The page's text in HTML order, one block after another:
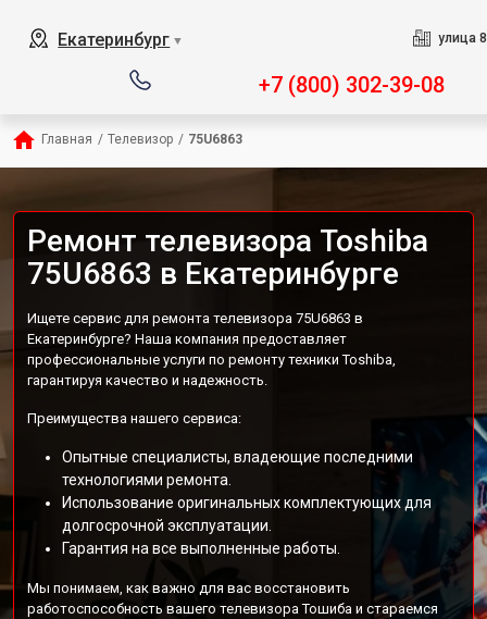
Екатеринбург ▼ улица
+7 (800) 302-39-08
Главная / Телевизор / 75U6863
Ремонт телевизора Toshiba
75U6863 в Екатеринбурге
Ищете сервис для ремонта телевизора 75U6863 в
Екатеринбурге? Наша компания предоставляет
профессиональные услуги по ремонту техники Toshiba,
гарантируя качество и надежность.
Преимущества нашего сервиса:
Опытные специалисты, владеющие последними
технологиями ремонта.
Использование оригинальных комплектующих для
долгосрочной эксплуатации.
Гарантия на все выполненные работы.
Мы понимаем, как важно для вас восстановить
работоспособность вашего телевизора Тошиба и стараемся